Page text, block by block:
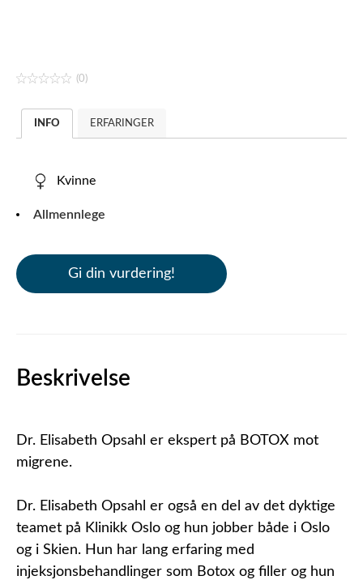
(0)
INFO ERFARINGER
Kvinne
Allmennlege
Gi din vurdering!
Beskrivelse
Dr. Elisabeth Opsahl er ekspert på BOTOX mot
migrene.
Dr. Elisabeth Opsahl er også en del av det dyktige
teamet på Klinikk Oslo og hun jobber både i Oslo
og i Skien. Hun har lang erfaring med
injeksjonsbehandlinger som Botox og filler og hun